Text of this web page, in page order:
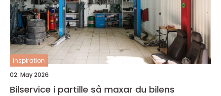
inspiration
02. May 2026
Bilservice i partille så maxar du bilens